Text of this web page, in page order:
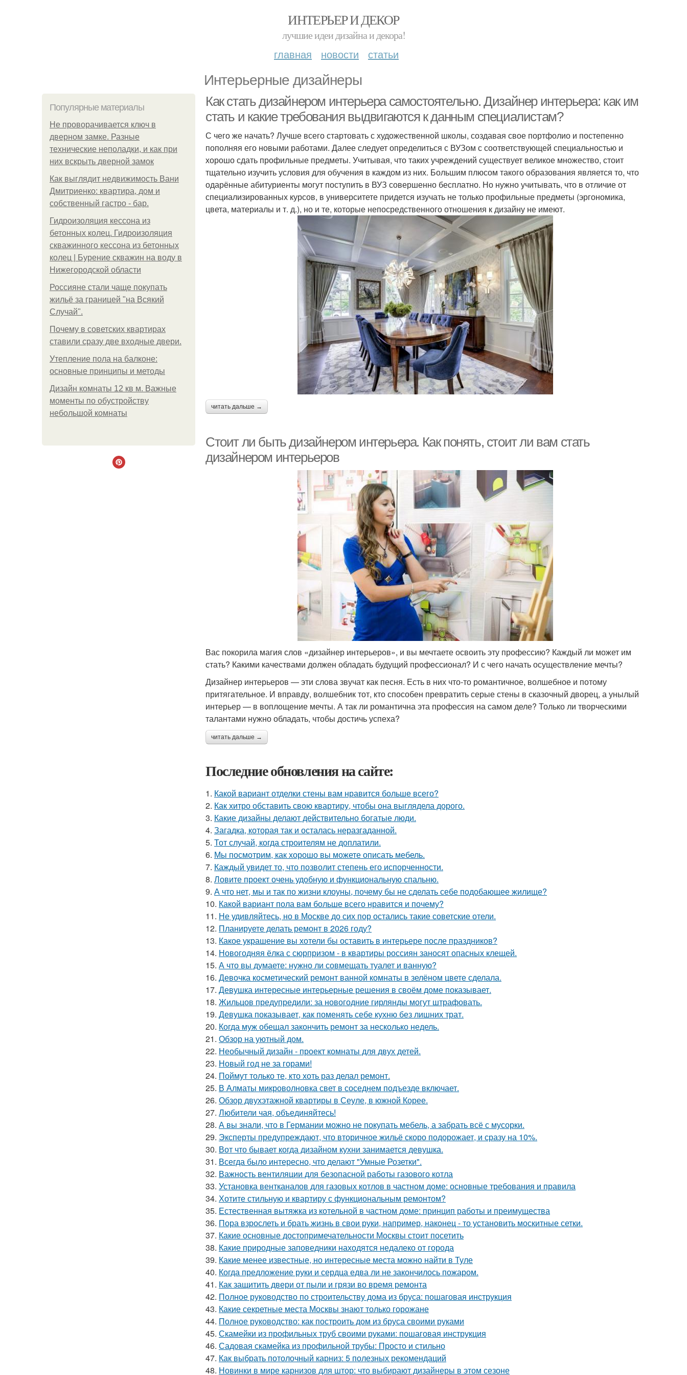
ИНТЕРЬЕР И ДЕКОР
лучшие идеи дизайна и декора!
главная новости статьи
Интерьерные дизайнеры
Популярные материалы
Не проворачивается ключ в
дверном замке. Разные
технические неполадки, и как при
них вскрыть дверной замок
Как выглядит недвижимость Вани
Дмитриенко: квартира, дом и
собственный гастро - бар.
Гидроизоляция кессона из
бетонных колец. Гидроизоляция
скважинного кессона из бетонных
колец | Бурение скважин на воду в
Нижегородской области
Россияне стали чаще покупать
жильё за границей "на Всякий
Случай".
Почему в советских квартирах
ставили сразу две входные двери.
Утепление пола на балконе:
основные принципы и методы
Дизайн комнаты 12 кв м. Важные
моменты по обустройству
небольшой комнаты
Как стать дизайнером интерьера самостоятельно. Дизайнер интерьера: как им
стать и какие требования выдвигаются к данным специалистам?
С чего же начать? Лучше всего стартовать с художественной школы, создавая свое портфолио и постепенно
пополняя его новыми работами. Далее следует определиться с ВУЗом с соответствующей специальностью и
хорошо сдать профильные предметы. Учитывая, что таких учреждений существует великое множество, стоит
тщательно изучить условия для обучения в каждом из них. Большим плюсом такого образования является то, что
одарённые абитуриенты могут поступить в ВУЗ совершенно бесплатно. Но нужно учитывать, что в отличие от
специализированных курсов, в университете придется изучать не только профильные предметы (эргономика,
цвета, материалы и т. д.), но и те, которые непосредственного отношения к дизайну не имеют.
читать дальше →
Стоит ли быть дизайнером интерьера. Как понять, стоит ли вам стать
дизайнером интерьеров
Вас покорила магия слов «дизайнер интерьеров», и вы мечтаете освоить эту профессию? Каждый ли может им
стать? Какими качествами должен обладать будущий профессионал? И с чего начать осуществление мечты?
Дизайнер интерьеров — эти слова звучат как песня. Есть в них что-то романтичное, волшебное и потому
притягательное. И вправду, волшебник тот, кто способен превратить серые стены в сказочный дворец, а унылый
интерьер — в воплощение мечты. А так ли романтична эта профессия на самом деле? Только ли творческими
талантами нужно обладать, чтобы достичь успеха?
читать дальше →
Последние обновления на сайте:
1. Какой вариант отделки стены вам нравится больше всего?
2. Как хитро обставить свою квартиру, чтобы она выглядела дорого.
3. Какие дизайны делают действительно богатые люди.
4. Загадка, которая так и осталась неразгаданной.
5. Тот случай, когда строителям не доплатили.
6. Мы посмотрим, как хорошо вы можете описать мебель.
7. Каждый увидет то, что позволит степень его испорченности.
8. Ловите проект очень удобную и функциональную спальню.
9. А что нет, мы и так по жизни клоуны, почему бы не сделать себе подобающее жилище?
10. Какой вариант пола вам больше всего нравится и почему?
11. Не удивляйтесь, но в Москве до сих пор остались такие советские отели.
12. Планируете делать ремонт в 2026 году?
13. Какое украшение вы хотели бы оставить в интерьере после праздников?
14. Новогодняя ёлка с сюрпризом - в квартиры россиян заносят опасных клещей.
15. А что вы думаете: нужно ли совмещать туалет и ванную?
16. Девочка косметический ремонт ванной комнаты в зелёном цвете сделала.
17. Девушка интересные интерьерные решения в своём доме показывает.
18. Жильцов предупредили: за новогодние гирлянды могут штрафовать.
19. Девушка показывает, как поменять себе кухню без лишних трат.
20. Когда муж обещал закончить ремонт за несколько недель.
21. Обзор на уютный дом.
22. Необычный дизайн - проект комнаты для двух детей.
23. Новый год не за горами!
24. Поймут только те, кто хоть раз делал ремонт.
25. В Алматы микроволновка свет в соседнем подъезде включает.
26. Обзор двухэтажной квартиры в Сеуле, в южной Корее.
27. Любители чая, объединяйтесь!
28. А вы знали, что в Германии можно не покупать мебель, а забрать всё с мусорки.
29. Эксперты предупреждают, что вторичное жильё скоро подорожает, и сразу на 10%.
30. Вот что бывает когда дизайном кухни занимается девушка.
31. Всегда было интересно, что делают "Умные Розетки".
32. Важность вентиляции для безопасной работы газового котла
33. Установка вентканалов для газовых котлов в частном доме: основные требования и правила
34. Хотите стильную и квартиру с функциональным ремонтом?
35. Естественная вытяжка из котельной в частном доме: принцип работы и преимущества
36. Пора взрослеть и брать жизнь в свои руки, например, наконец - то установить москитные сетки.
37. Какие основные достопримечательности Москвы стоит посетить
38. Какие природные заповедники находятся недалеко от города
39. Какие менее известные, но интересные места можно найти в Туле
40. Когда предложение руки и сердца едва ли не закончилось пожаром.
41. Как защитить двери от пыли и грязи во время ремонта
42. Полное руководство по строительству дома из бруса: пошаговая инструкция
43. Какие секретные места Москвы знают только горожане
44. Полное руководство: как построить дом из бруса своими руками
45. Скамейки из профильных труб своими руками: пошаговая инструкция
46. Садовая скамейка из профильной трубы: Просто и стильно
47. Как выбрать потолочный карниз: 5 полезных рекомендаций
48. Новинки в мире карнизов для штор: что выбирают дизайнеры в этом сезоне